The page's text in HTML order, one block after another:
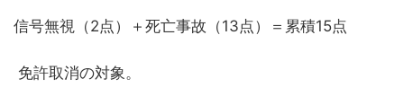
信号無視（2点）＋死亡事故（13点）＝累積15点
免許取消の対象。